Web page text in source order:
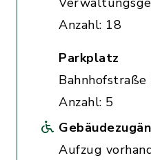
Anzahl: 18
Parkplatz
Anzahl: 5
Aufzug